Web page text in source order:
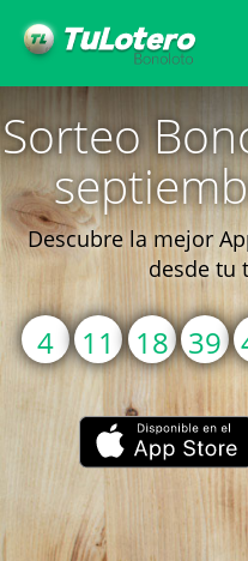
Sorteo
Descubre la mejor
desde tu
4 11 18 39